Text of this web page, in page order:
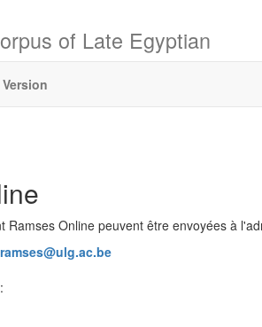
of Late Egyptian
Online peuvent être envoyées à
ramses@ulg.ac.be